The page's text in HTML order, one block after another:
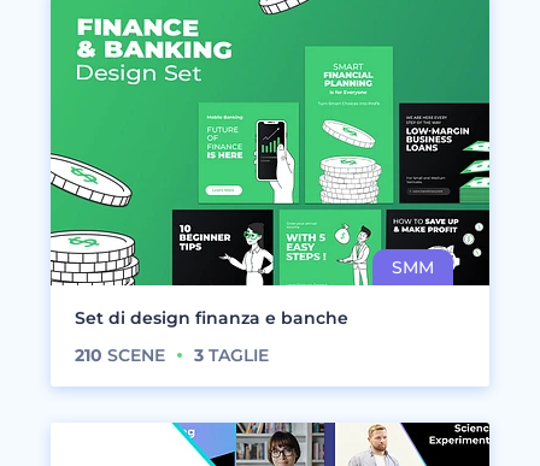
Set di design finanza e banche
210 SCENE 3 TAGLIE